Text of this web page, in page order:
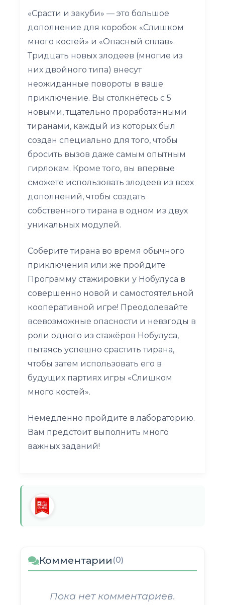
«Срасти и закуби» — это большое
дополнение для коробок «Слишком
много костей» и «Опасный сплав».
Тридцать новых злодеев (многие из
них двойного типа) внесут
неожиданные повороты в ваше
приключение. Вы столкнётесь с 5
новыми, тщательно проработанными
тиранами, каждый из которых был
создан специально для того, чтобы
бросить вызов даже самым опытным
гирлокам. Кроме того, вы впервые
сможете использовать злодеев из всех
дополнений, чтобы создать
собственного тирана в одном из двух
уникальных модулей.
Соберите тирана во время обычного
приключения или же пройдите
Программу стажировки у Нобулуса в
совершенно новой и самостоятельной
кооперативной игре! Преодолевайте
всевозможные опасности и невзгоды в
роли одного из стажёров Нобулуса,
пытаясь успешно срастить тирана,
чтобы затем использовать его в
будущих партиях игры «Слишком
много костей».
Немедленно пройдите в лабораторию.
Вам предстоит выполнить много
важных заданий!
Комментарии (0)
Пока нет комментариев.